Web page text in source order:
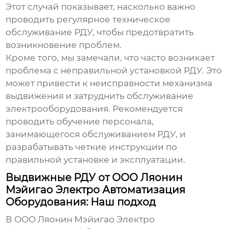
Этот случай показывает, насколько важно
проводить регулярное техническое
обслуживание РДУ, чтобы предотвратить
возникновение проблем.
Кроме того, мы замечали, что часто возникает
проблема с неправильной установкой РДУ. Это
может привести к неисправности механизма
выдвижения и затруднить обслуживание
электрооборудования. Рекомендуется
проводить обучение персонала,
занимающегося обслуживанием РДУ, и
разрабатывать четкие инструкции по
правильной установке и эксплуатации.
Выдвижные РДУ от ООО Ляонин
Мэйигао Электро Автоматизация
Оборудования: Наш подход
В ООО Ляонин Мэйигао Электро